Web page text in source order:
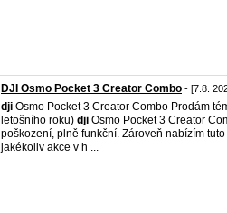
DJI Osmo Pocket 3 Creator Combo - [7.8.
dji Osmo Pocket 3 Creator Combo Prodám
letošního roku) dji Osmo Pocket 3 Creator
poškození, plně funkční. Zároveň nabízím
jakékoliv akce v h ...